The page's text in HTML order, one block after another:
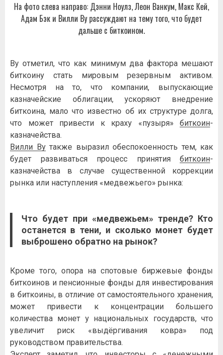
На фото слева направо: Дэнни Ноулз, Леон Ванкум, Макс Кей,
Адам Бэк и Вилли Ву рассуждают на тему того, что будет
дальше с биткоином.
Ву отметил, что как минимум два фактора мешают
биткоину стать мировым резервным активом.
Несмотря на то, что компании, выпускающие
казначейские облигации, ускоряют внедрение
биткоина, мало что известно об их структуре долга,
что может привести к краху «пузыря» биткоин-
казначейства.
Вилли Вутакже выразил обеспокоенность тем, как
будет развиваться процесс принятия биткоин-
казначейства в случае существенной коррекции
рынка или наступления «медвежьего» рынка:
Что будет при «медвежьем» тренде? Кто
останется в тени, и сколько монет будет
выброшено обратно на рынок?
Кроме того, опора на спотовые биржевые фонды
биткоинов и пенсионные фонды для инвестирования
в биткоины, в отличие от самостоятельного хранения,
может привести к концентрации большего
количества монет у национальных государств, что
увеличит риск «выдёргивания ковра» под
руководством правительства.